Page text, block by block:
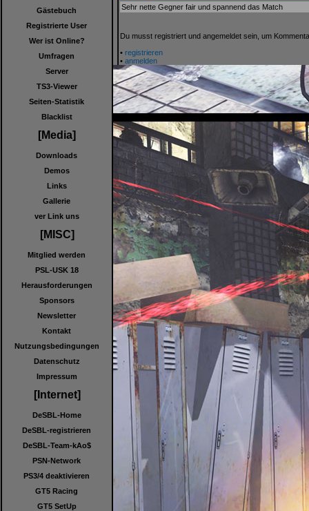
Gästebuch
Registrierte User
Wer ist Online?
Umfragen
Server
TS3-Viewer
Seiten-Statistik
Blacklist
[Media]
Downloads
Demos
Links
Gallerie
ver Link uns
[MISC]
Mitglied werden
PSL-USK 18
Herausforderungen
Sponsors
Newsletter
Kontakt
Nutzungsbedingungen
Datenschutz
Impressum
[Internet]
DeSBL-Home
DeSBL-registrieren
DeSBL-Team-kAo$
PSN-Network
PS3/4 deaktivieren
GT5 Racing
GT5 SetUp
Sehr nette Gegner fair und spannend das Match
Du musst registriert und angemeldet sein, um
• registrieren
• anmelden